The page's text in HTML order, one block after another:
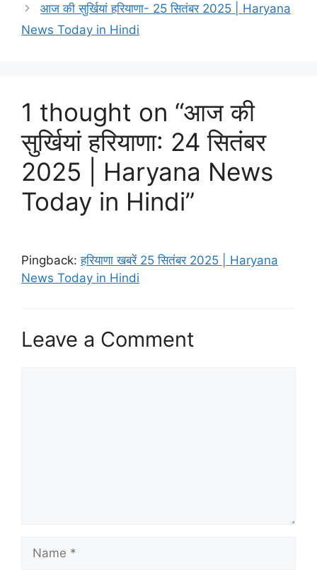
आज की सुर्खियां हरियाणा- 25 सितंबर 2025 | Haryana
News Today in Hindi
1 thought on “आज की
सुर्खियां हरियाणा: 24 सितंबर
2025 | Haryana News
Today in Hindi”
Pingback:हरियाणा खबरें 25 सितंबर 2025 | Haryana
News Today in Hindi
Leave a Comment